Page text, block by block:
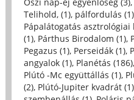
Telihold, (1), pálfordulás (1)
Pápalátogatás asztrológiai
(1), Párthus Birodalom (1),
Pegazus (1), Perseidák (1),
angyalok (1), Planétás (186),
Plútó -Mc együttállás (1),
(2), Plútó-Jupiter kvadrát (1)